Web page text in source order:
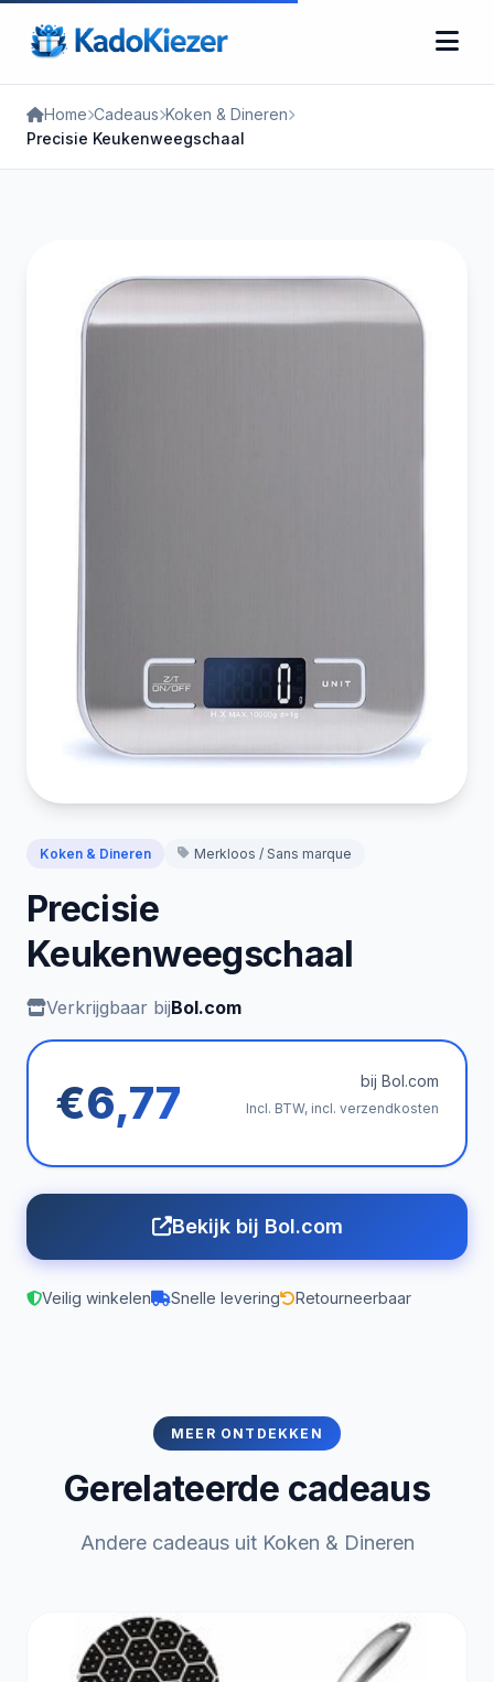
Home Cadeaus Koken & Dineren
Precisie Keukenweegschaal
Koken & Dineren Merkloos / Sans marque
Precisie
Keukenweegschaal
Verkrijgbaar bijBol.com
€6,77 bij Bol.com
Incl. BTW, incl. verzendkosten
Bekijk bij Bol.com
Veilig winkelen Snelle levering Retourneerbaar
MEER ONTDEKKEN
Gerelateerde cadeaus
Andere cadeaus uit Koken & Dineren